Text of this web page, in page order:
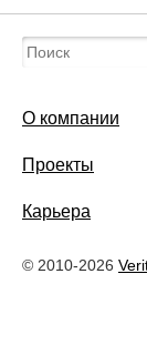
О компании
Проекты
Карьера
© 2010-2026